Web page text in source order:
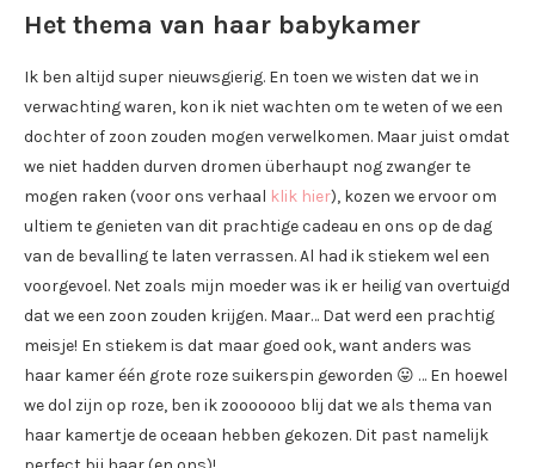
Het thema van haar babykamer
Ik ben altijd super nieuwsgierig. En toen we wisten dat we in
verwachting waren, kon ik niet wachten om te weten of we een
dochter of zoon zouden mogen verwelkomen. Maar juist omdat
we niet hadden durven dromen überhaupt nog zwanger te
mogen raken (voor ons verhaal klik hier), kozen we ervoor om
ultiem te genieten van dit prachtige cadeau en ons op de dag
van de bevalling te laten verrassen. Al had ik stiekem wel een
voorgevoel. Net zoals mijn moeder was ik er heilig van overtuigd
dat we een zoon zouden krijgen. Maar… Dat werd een prachtig
meisje! En stiekem is dat maar goed ook, want anders was
haar kamer één grote roze suikerspin geworden 😛 … En hoewel
we dol zijn op roze, ben ik zooooooo blij dat we als thema van
haar kamertje de oceaan hebben gekozen. Dit past namelijk